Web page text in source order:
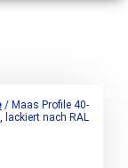
/ Maas Profile 40-
lackiert nach RAL